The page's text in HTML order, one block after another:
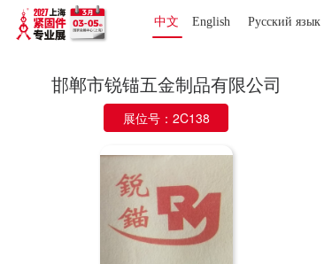
中文 English Русский язык
邯郸市锐锚五金制品有限公司
展位号：2C138